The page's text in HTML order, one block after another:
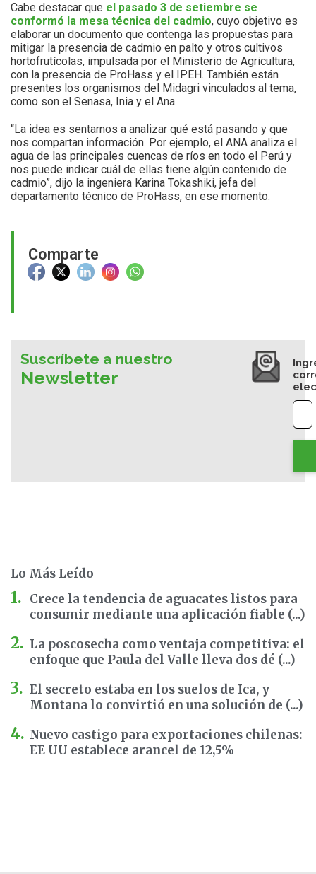
Comparte
Cabe destacar que el pasado 3 de setiembre se
conformó la mesa técnica del cadmio, cuyo objetivo es
elaborar un documento que contenga las propuestas para
mitigar la presencia de cadmio en palto y otros cultivos
hortofrutícolas, impulsada por el Ministerio de Agricultura,
con la presencia de ProHass y el IPEH. También están
presentes los organismos del Midagri vinculados al tema,
como son el Senasa, Inia y el Ana.
“La idea es sentarnos a analizar qué está pasando y que
nos compartan información. Por ejemplo, el ANA analiza el
agua de las principales cuencas de ríos en todo el Perú y
nos puede indicar cuál de ellas tiene algún contenido de
cadmio”, dijo la ingeniera Karina Tokashiki, jefa del
departamento técnico de ProHass, en ese momento.
Suscríbete a nuestro
Newsletter
Lo Más Leído
Crece la tendencia de aguacates listos para
consumir mediante una aplicación fiable (...)
La poscosecha como ventaja competitiva: el
enfoque que Paula del Valle lleva dos dé (...)
El secreto estaba en los suelos de Ica, y
Montana lo convirtió en una solución de (...)
Nuevo castigo para exportaciones chilenas:
EE UU establece arancel de 12,5%